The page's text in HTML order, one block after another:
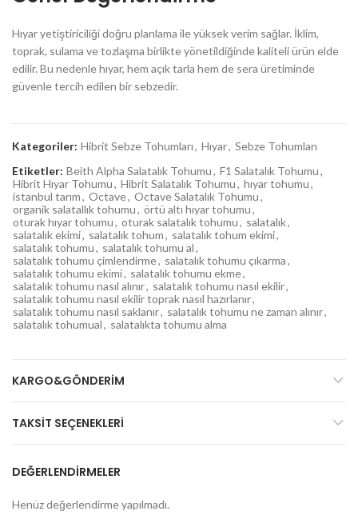
Hıyar yetiştiriciliği doğru planlama ile yüksek verim sağlar. İklim,
toprak, sulama ve tozlaşma birlikte yönetildiğinde kaliteli ürün elde
edilir. Bu nedenle hıyar, hem açık tarla hem de sera üretiminde
güvenle tercih edilen bir sebzedir.
Kategoriler: Hibrit Sebze Tohumları, Hıyar, Sebze Tohumları
Etiketler: Beith Alpha Salatalık Tohumu, F1 Salatalık Tohumu,
Hibrit Hıyar Tohumu, Hibrit Salatalık Tohumu, hıyar tohumu,
istanbul tarım, Octave, Octave Salatalık Tohumu,
organik salatallık tohumu, örtü altı hıyar tohumu,
oturak hıyar tohumu, oturak salatalık tohumu, salatalık,
salatalık ekimi, salatalık tohum, salatalık tohum ekimi,
salatalık tohumu, salatalık tohumu al,
salatalık tohumu çimlendirme, salatalık tohumu çıkarma,
salatalık tohumu ekimi, salatalık tohumu ekme,
salatalık tohumu nasıl alınır, salatalık tohumu nasıl ekilir,
salatalık tohumu nasıl ekilir toprak nasıl hazırlanır,
salatalık tohumu nasıl saklanır, salatalık tohumu ne zaman alınır,
salatalık tohumual, salatalıkta tohumu alma
KARGO&GÖNDERIM
TAKSIT SEÇENEKLERI
DEĞERLENDIRMELER
Henüz değerlendirme yapılmadı.